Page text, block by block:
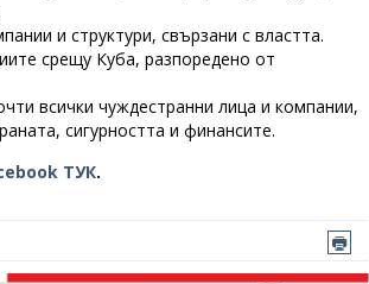
и структури, свързани с властта.
срещу Куба, разпоредено от
всички чуждестранни лица и компании,
сигурността и финансите.
ТУК.